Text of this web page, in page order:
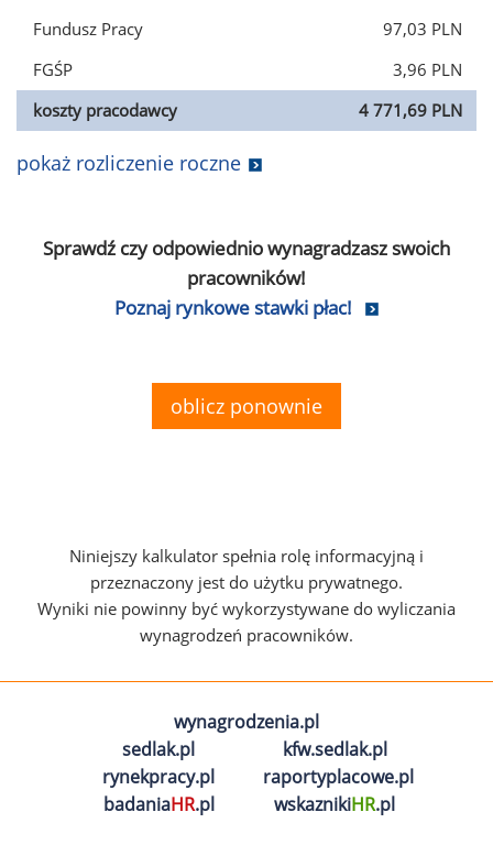
Fundusz Pracy
97,03 PLN
FGŚP
3,96 PLN
koszty pracodawcy
4 771,69 PLN
pokaż rozliczenie roczne
Sprawdź czy odpowiednio wynagradzasz swoich
pracowników!
Poznaj rynkowe stawki płac!
oblicz ponownie
Niniejszy kalkulator spełnia rolę informacyjną i
przeznaczony jest do użytku prywatnego.
Wyniki nie powinny być wykorzystywane do wyliczania
wynagrodzeń pracowników.
wynagrodzenia.pl
sedlak.pl
kfw.sedlak.pl
rynekpracy.pl
raportyplacowe.pl
badaniaHR.pl wskaznikiHR.pl